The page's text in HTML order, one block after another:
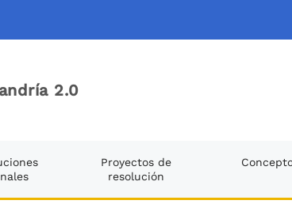
2.0
Proyectos de
resolución